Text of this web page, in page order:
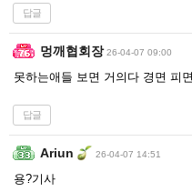
답글
멍깨협회장 26-04-07 09:00
못하는애들 보면 거의다 경면 피
답글
Ariun 26-04-07 14:51
용?기사